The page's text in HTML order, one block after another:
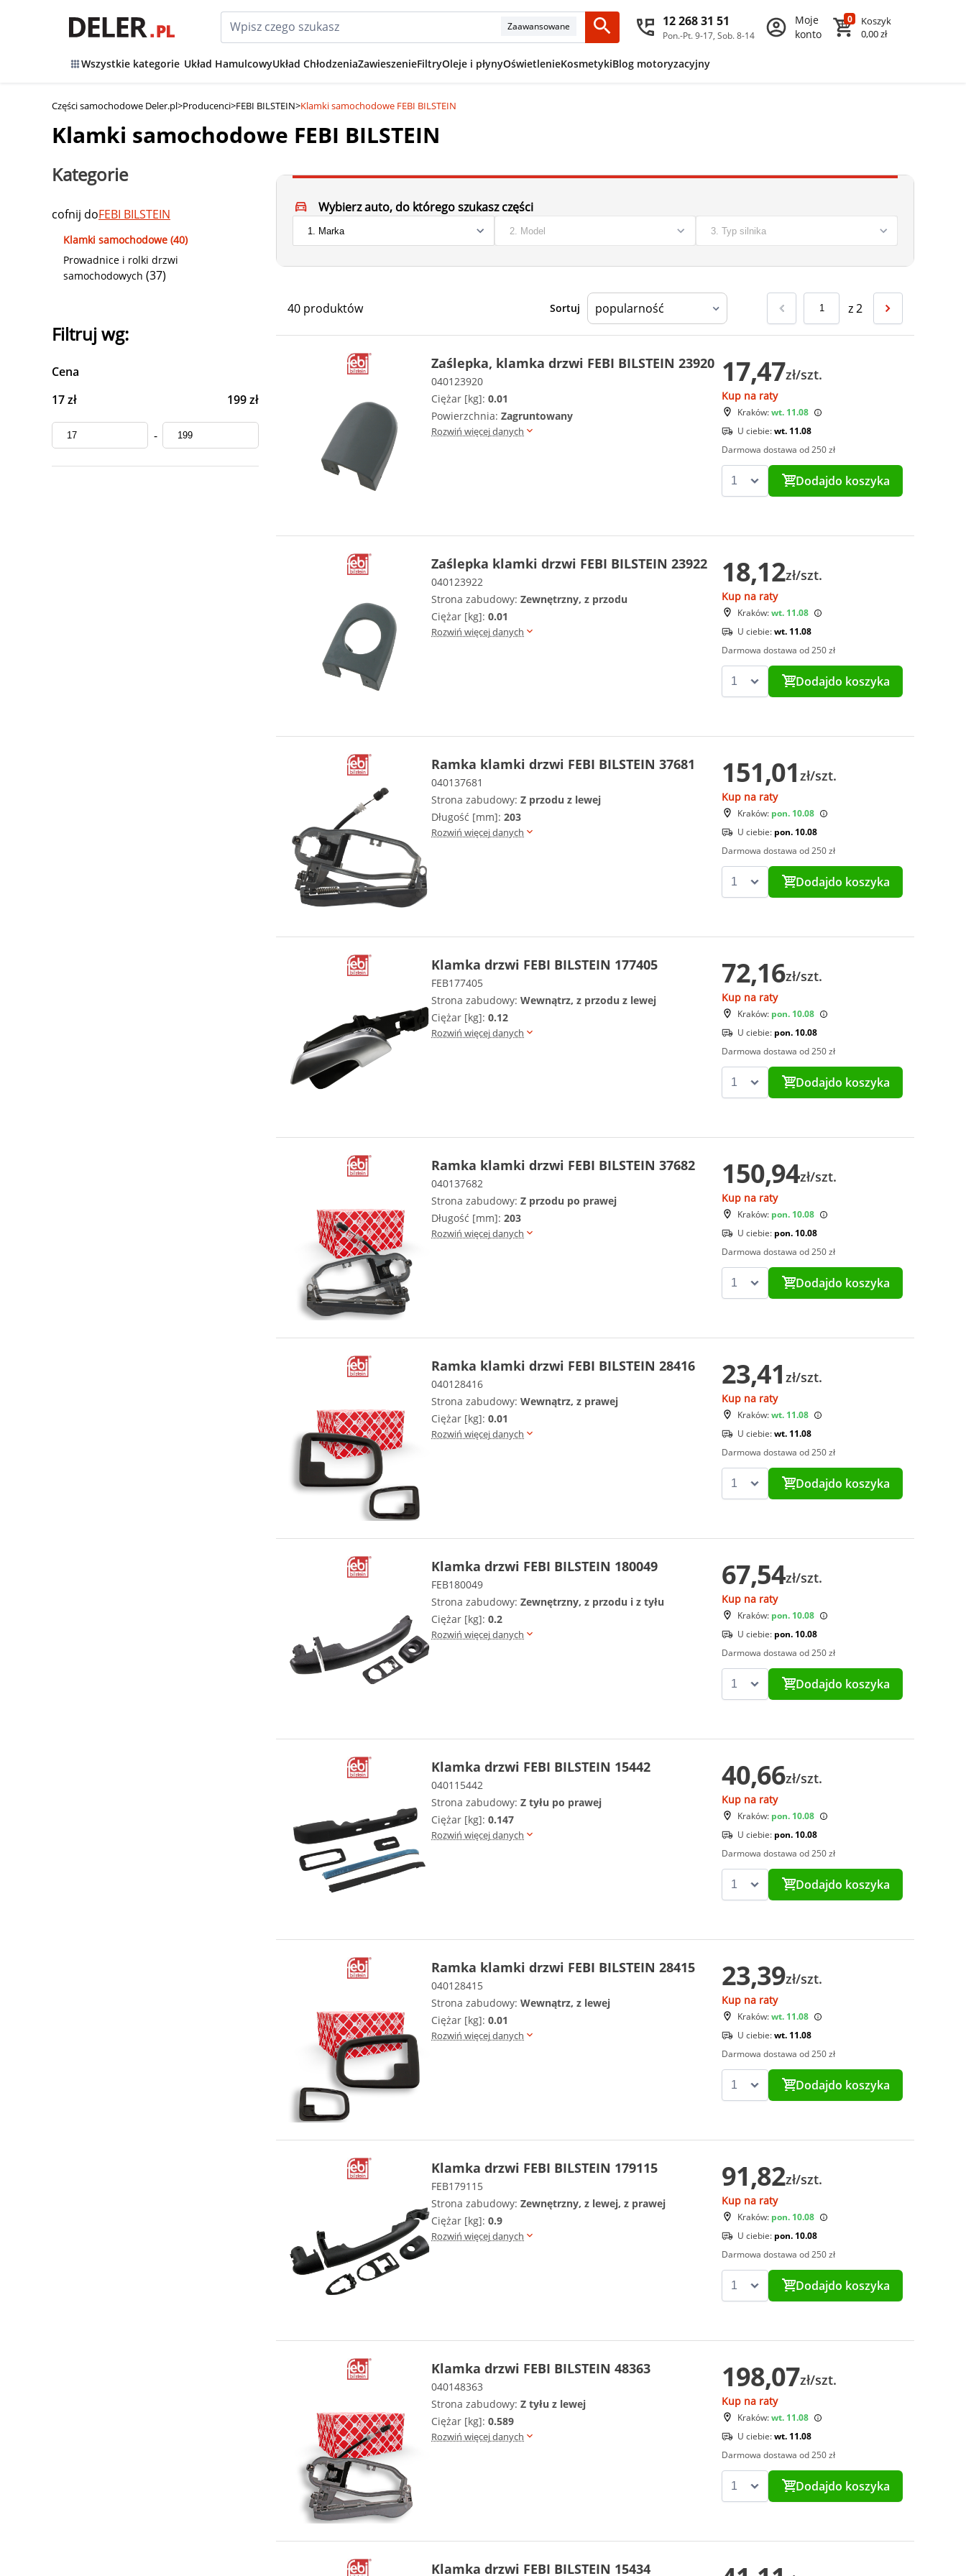
Zaawansowane 12 268 31 51
Pon.-Pt. 9-17, Sob. 8-14
Moje
konto
0
Koszyk
0,00 zł
Wszystkie kategorie Układ HamulcowyUkład ChłodzeniaZawieszenieFiltryOleje i płynyOświetlenieKosmetykiBlog motoryzacyjny
Części samochodowe Deler.pl>Producenci>FEBI BILSTEIN>Klamki samochodowe FEBI BILSTEIN
Klamki samochodowe FEBI BILSTEIN
Kategorie
cofnij doFEBI BILSTEIN
Klamki samochodowe (40)
Prowadnice i rolki drzwi
samochodowych (37)
Filtruj wg:
Cena
17 zł
199 zł
-
Wybierz auto, do którego szukasz części
40 produktów Sortuj z2
Zaślepka, klamka drzwi FEBI BILSTEIN 23920
040123920
Ciężar [kg]: 0.01
Powierzchnia: Zagruntowany
Rozwiń więcej danych
17,47zł/szt.
Kup na raty
Kraków:wt. 11.08
U ciebie:wt. 11.08
Darmowa dostawa od 250 zł
Dodajdo koszyka
Zaślepka klamki drzwi FEBI BILSTEIN 23922
040123922
Strona zabudowy: Zewnętrzny, z przodu
Ciężar [kg]: 0.01
Rozwiń więcej danych
18,12zł/szt.
Kup na raty
Kraków:wt. 11.08
U ciebie:wt. 11.08
Darmowa dostawa od 250 zł
Dodajdo koszyka
Ramka klamki drzwi FEBI BILSTEIN 37681
040137681
Strona zabudowy: Z przodu z lewej
Długość [mm]: 203
Rozwiń więcej danych
151,01 zł/szt.
Kup na raty
Kraków: pon. 10.08
U ciebie: pon. 10.08
Darmowa dostawa od 250 zł
Dodajdo koszyka
Klamka drzwi FEBI BILSTEIN 177405
FEB177405
Strona zabudowy: Wewnątrz, z przodu z lewej
Ciężar [kg]: 0.12
Rozwiń więcej danych
72,16zł/szt.
Kup na raty
Kraków: pon. 10.08
U ciebie: pon. 10.08
Darmowa dostawa od 250 zł
Dodajdo koszyka
Ramka klamki drzwi FEBI BILSTEIN 37682
040137682
Strona zabudowy: Z przodu po prawej
Długość [mm]: 203
Rozwiń więcej danych
150,94zł/szt.
Kup na raty
Kraków: pon. 10.08
U ciebie: pon. 10.08
Darmowa dostawa od 250 zł
Dodajdo koszyka
Ramka klamki drzwi FEBI BILSTEIN 28416
040128416
Strona zabudowy: Wewnątrz, z prawej
Ciężar [kg]: 0.01
Rozwiń więcej danych
23,41 zł/szt.
Kup na raty
Kraków:wt. 11.08
U ciebie:wt. 11.08
Darmowa dostawa od 250 zł
Dodajdo koszyka
Klamka drzwi FEBI BILSTEIN 180049
FEB180049
Strona zabudowy: Zewnętrzny, z przodu i z tyłu
Ciężar [kg]: 0.2
Rozwiń więcej danych
67,54zł/szt.
Kup na raty
Kraków: pon. 10.08
U ciebie: pon. 10.08
Darmowa dostawa od 250 zł
Dodajdo koszyka
Klamka drzwi FEBI BILSTEIN 15442
040115442
Strona zabudowy: Z tyłu po prawej
Ciężar [kg]: 0.147
Rozwiń więcej danych
40,66zł/szt.
Kup na raty
Kraków: pon. 10.08
U ciebie: pon. 10.08
Darmowa dostawa od 250 zł
Dodajdo koszyka
Ramka klamki drzwi FEBI BILSTEIN 28415
040128415
Strona zabudowy: Wewnątrz, z lewej
Ciężar [kg]: 0.01
Rozwiń więcej danych
23,39zł/szt.
Kup na raty
Kraków:wt. 11.08
U ciebie:wt. 11.08
Darmowa dostawa od 250 zł
Dodajdo koszyka
Klamka drzwi FEBI BILSTEIN 179115
FEB179115
Strona zabudowy: Zewnętrzny, z lewej, z prawej
Ciężar [kg]: 0.9
Rozwiń więcej danych
91,82zł/szt.
Kup na raty
Kraków: pon. 10.08
U ciebie: pon. 10.08
Darmowa dostawa od 250 zł
Dodajdo koszyka
Klamka drzwi FEBI BILSTEIN 48363
040148363
Strona zabudowy: Z tyłu z lewej
Ciężar [kg]: 0.589
Rozwiń więcej danych
198,07zł/szt.
Kup na raty
Kraków:wt. 11.08
U ciebie:wt. 11.08
Darmowa dostawa od 250 zł
Dodajdo koszyka
Klamka drzwi FEBI BILSTEIN 15434